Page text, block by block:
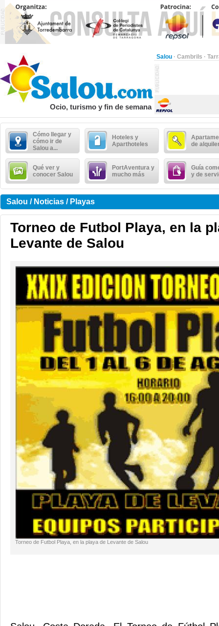
Salou · Cambrils ·
Ocio, turismo y fin de semana
Cómo llegar y
cómo ir de
Salou a...
Hoteles y
Aparthoteles
de
Qué ver y
conocer Salou
PortAventura y
mucho más
Guía
y de
Salou / Noticias / Playas
Torneo de Futbol Playa, en la
Levante de Salou
Torneo de Futbol Playa, en la playa de Levante de Salou